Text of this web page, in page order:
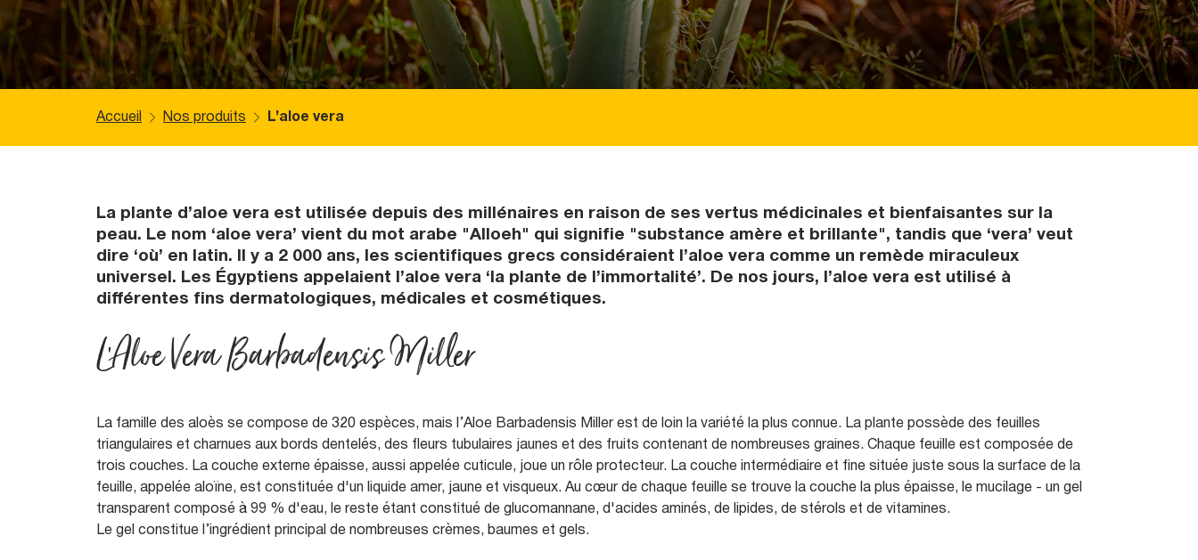
Accueil Nos produits L’aloe vera
La plante d’aloe vera est utilisée depuis des millénaires en raison de ses vertus médicinales et bienfaisantes sur la
peau. Le nom ‘aloe vera’ vient du mot arabe "Alloeh" qui signifie "substance amère et brillante", tandis que ‘vera’ veut
dire ‘où’ en latin. Il y a 2 000 ans, les scientifiques grecs considéraient l’aloe vera comme un remède miraculeux
universel. Les Égyptiens appelaient l’aloe vera ‘la plante de l’immortalité’. De nos jours, l’aloe vera est utilisé à
différentes fins dermatologiques, médicales et cosmétiques.
L’Aloe Vera Barbadensis Miller
La famille des aloès se compose de 320 espèces, mais l’Aloe Barbadensis Miller est de loin la variété la plus connue. La plante possède des feuilles
triangulaires et charnues aux bords dentelés, des fleurs tubulaires jaunes et des fruits contenant de nombreuses graines. Chaque feuille est composée de
trois couches. La couche externe épaisse, aussi appelée cuticule, joue un rôle protecteur. La couche intermédiaire et fine située juste sous la surface de la
feuille, appelée aloïne, est constituée d'un liquide amer, jaune et visqueux. Au cœur de chaque feuille se trouve la couche la plus épaisse, le mucilage - un gel
transparent composé à 99 % d'eau, le reste étant constitué de glucomannane, d'acides aminés, de lipides, de stérols et de vitamines.
Le gel constitue l’ingrédient principal de nombreuses crèmes, baumes et gels.